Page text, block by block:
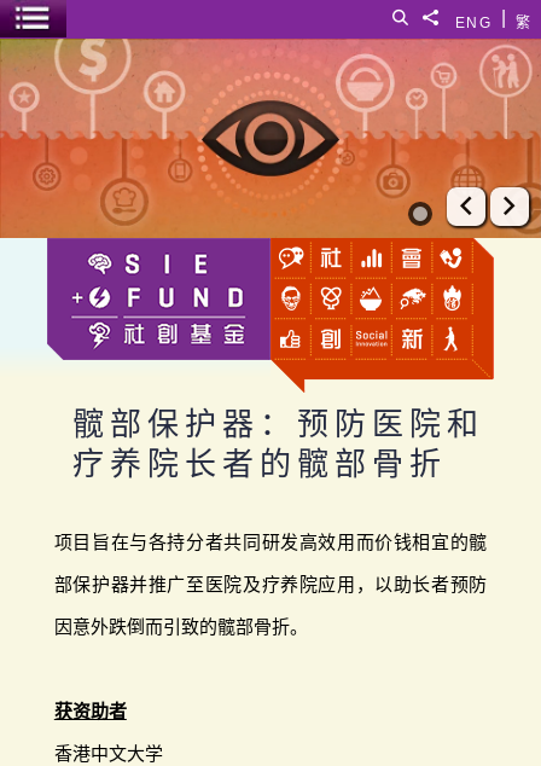
繁
ENG
分享給
搜寻
菜单开关
髋部保护器：预防医院和疗养院长者的髋部骨折
上一张
下
髋部保护器：预防医院和
疗养院长者的髋部骨折
项目旨在与各持分者共同研发高效用而价钱相宜的髋
部保护器并推广至医院及疗养院应用，以助长者预防
因意外跌倒而引致的髋部骨折。
获资助者
香港中文大学